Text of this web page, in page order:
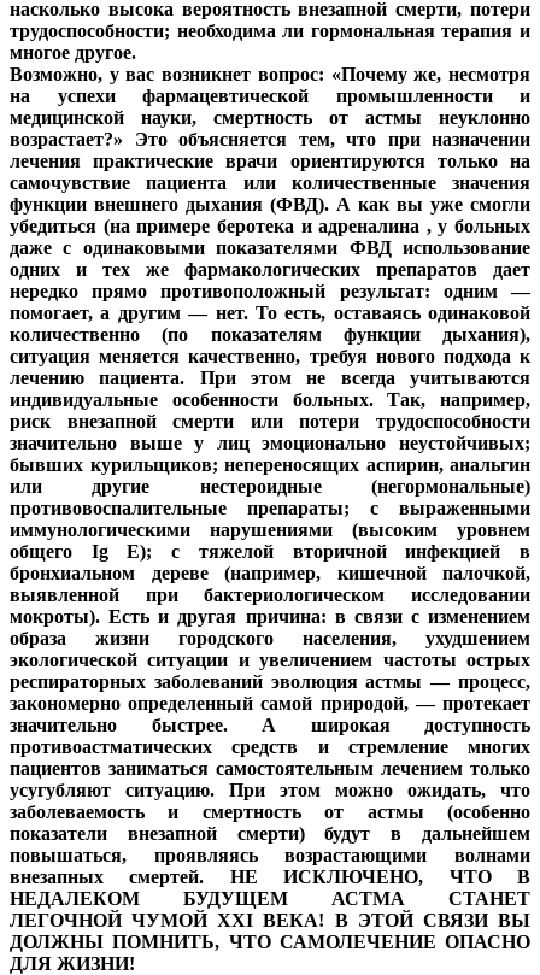
насколько высока вероятность внезапной смерти, потери
трудоспособности; необходима ли гормональная терапия и
многое другое.
Возможно, у вас возникнет вопрос: «Почему же, несмотря
на успехи фармацевтической промышленности и
медицинской науки, смертность от астмы неуклонно
возрастает?» Это объясняется тем, что при назначении
лечения практические врачи ориентируются только на
самочувствие пациента или количественные значения
функции внешнего дыхания (ФВД). А как вы уже смогли
убедиться (на примере беротека и адреналина , у больных
даже с одинаковыми показателями ФВД использование
одних и тех же фармакологических препаратов дает
нередко прямо противоположный результат: одним —
помогает, а другим — нет. То есть, оставаясь одинаковой
количественно (по показателям функции дыхания),
ситуация меняется качественно, требуя нового подхода к
лечению пациента. При этом не всегда учитываются
индивидуальные особенности больных. Так, например,
риск внезапной смерти или потери трудоспособности
значительно выше у лиц эмоционально неустойчивых;
бывших курильщиков; непереносящих аспирин, анальгин
или другие нестероидные (негормональные)
противовоспалительные препараты; с выраженными
иммунологическими нарушениями (высоким уровнем
общего Ig E); с тяжелой вторичной инфекцией в
бронхиальном дереве (например, кишечной палочкой,
выявленной при бактериологическом исследовании
мокроты). Есть и другая причина: в связи с изменением
образа жизни городского населения, ухудшением
экологической ситуации и увеличением частоты острых
респираторных заболеваний эволюция астмы — процесс,
закономерно определенный самой природой, — протекает
значительно быстрее. А широкая доступность
противоастматических средств и стремление многих
пациентов заниматься самостоятельным лечением только
усугубляют ситуацию. При этом можно ожидать, что
заболеваемость и смертность от астмы (особенно
показатели внезапной смерти) будут в дальнейшем
повышаться, проявляясь возрастающими волнами
внезапных смертей. НЕ ИСКЛЮЧЕНО, ЧТО В
НЕДАЛЕКОМ БУДУЩЕМ АСТМА СТАНЕТ
ЛЕГОЧНОЙ ЧУМОЙ XXI ВЕКА! В ЭТОЙ СВЯЗИ ВЫ
ДОЛЖНЫ ПОМНИТЬ, ЧТО САМОЛЕЧЕНИЕ ОПАСНО
ДЛЯ ЖИЗНИ!